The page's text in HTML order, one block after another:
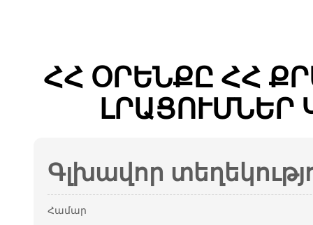
ՀՀ ՕՐԵՆՔԸ ՀՀ
ԼՐԱՑՈՒՄՆԵՐ
Գլխավոր
Համար